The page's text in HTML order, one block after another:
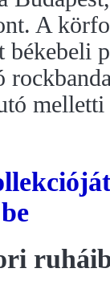
A
békebeli